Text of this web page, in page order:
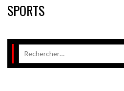
SPORTS